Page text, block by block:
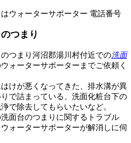
つまり
河沼郡湯川村付近での洗面
ォーターサポーターまでご依頼く
けが悪くなってきた、排水溝が異
で詰まっている、洗面化粧台下の
で除去してもらいたいなど。
洗面台のつまり に関するトラブル
ォーターサポーターが解消しに伺